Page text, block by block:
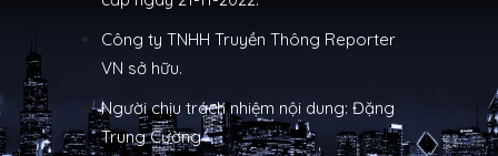
Công ty TNHH Truyền Thông Reporter
VN sở hữu.
Người chịu trách nhiệm nội dung: Đặng
Trung Cường